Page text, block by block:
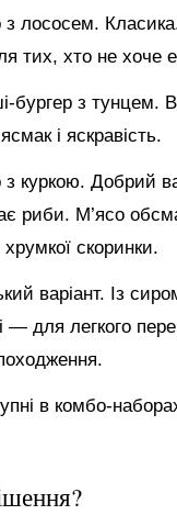
з лососем.
тих, хто не хоче
бургер з тунцем.
і яскравість.
з куркою. Добрий
риби. М’ясо
хрумкої скоринки.
варіант. Із
— для легкого
в комбо-